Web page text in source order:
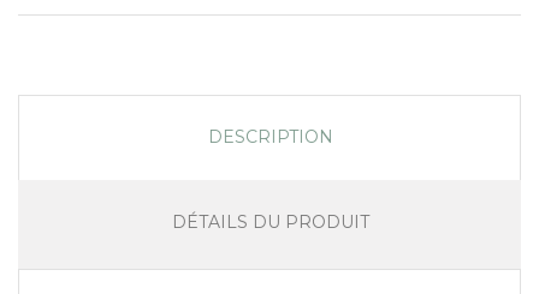
DESCRIPTION
DÉTAILS DU PRODUIT